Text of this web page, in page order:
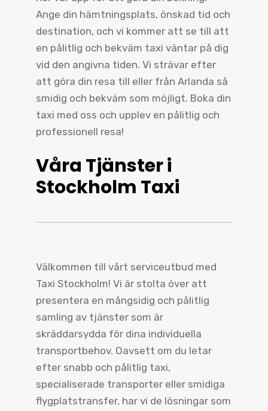
Ange din hämtningsplats, önskad tid och
destination, och vi kommer att se till att
en pålitlig och bekväm taxi väntar på dig
vid den angivna tiden. Vi strävar efter
att göra din resa till eller från Arlanda så
smidig och bekväm som möjligt. Boka din
taxi med oss och upplev en pålitlig och
professionell resa!
Våra Tjänster i
Stockholm Taxi
Välkommen till vårt serviceutbud med
Taxi Stockholm! Vi är stolta över att
presentera en mångsidig och pålitlig
samling av tjänster som är
skräddarsydda för dina individuella
transportbehov. Oavsett om du letar
efter snabb och pålitlig taxi,
specialiserade transporter eller smidiga
flygplatstransfer, har vi de lösningar som